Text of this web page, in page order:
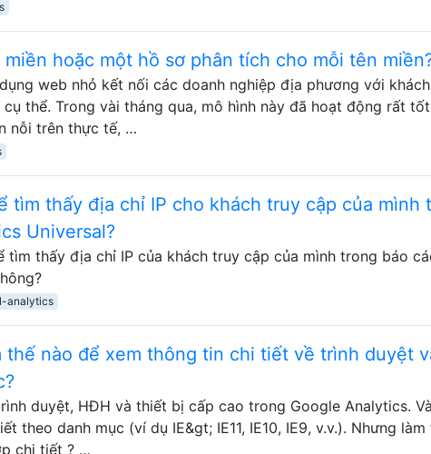
hoặc một hồ sơ phân tích cho mỗi tên
web nhỏ kết nối các doanh nghiệp địa phương với
thể. Trong vài tháng qua, mô hình này đã hoạt động rất
nỗi trên thực tế, …
tìm thấy địa chỉ IP cho khách truy cập của mình
Universal?
thấy địa chỉ IP của khách truy cập của mình trong báo
analytics
thế nào để xem thông tin chi tiết về trình duyệt
duyệt, HĐH và thiết bị cấp cao trong Google Analytics.
theo danh mục (ví dụ IE&gt; IE11, IE10, IE9, v.v.). Nhưng làm
chi tiết ? …